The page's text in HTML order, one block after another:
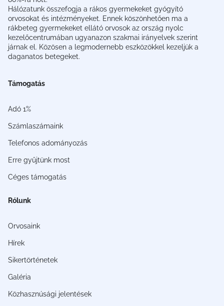
Hálózatunk összefogja a rákos gyermekeket gyógyító
orvosokat és intézményeket. Ennek köszönhetően ma a
rákbeteg gyermekeket ellátó orvosok az ország nyolc
kezelőcentrumában ugyanazon szakmai irányelvek szerint
járnak el. Közösen a legmodernebb eszközökkel kezeljük a
daganatos betegeket.
Támogatás
Adó 1%
Számlaszámaink
Telefonos adományozás
Erre gyűjtünk most
Céges támogatás
Rólunk
Orvosaink
Hírek
Sikertörténetek
Galéria
Közhasznúsági jelentések